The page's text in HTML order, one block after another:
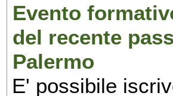
Evento
del recente
Palermo
E' possibile